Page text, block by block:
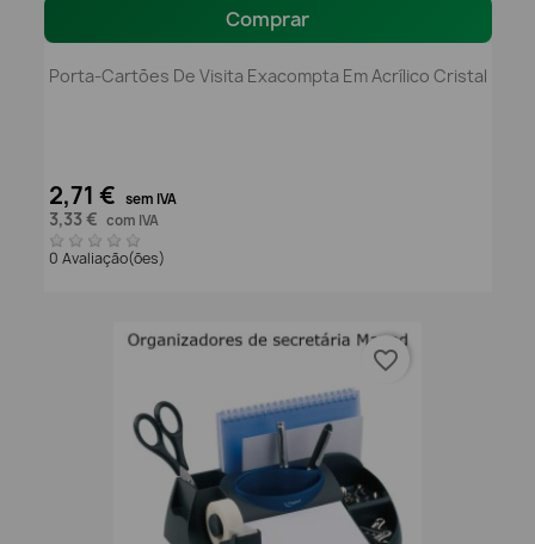
Comprar
Porta-Cartões De Visita Exacompta Em Acrílico Cristal
2,71 € sem IVA
3,33 € com IVA
0 Avaliação(ões)
favorite_border